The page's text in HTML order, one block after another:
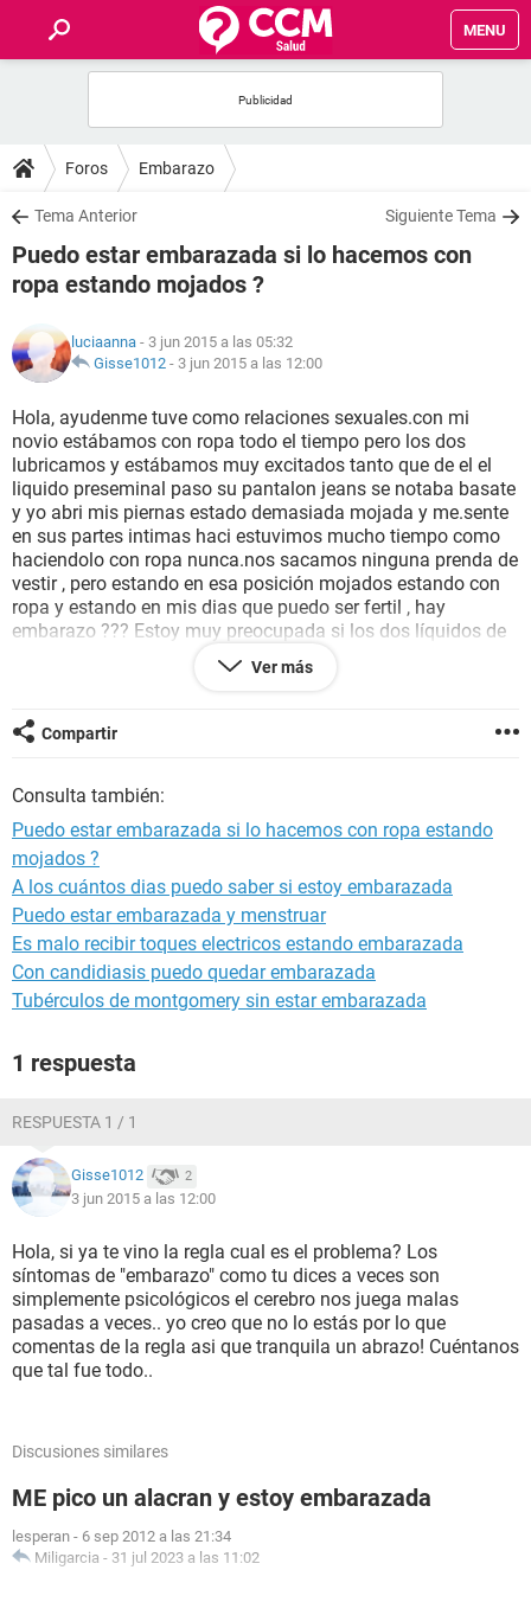
MENU
FOROS
SALUD
NUTRICIÓN
SEXUALIDAD
GLOSARIO
Foros Embarazo
Tema Anterior Siguiente Tema
Puedo estar embarazada si lo hacemos con
ropa estando mojados ?
luciaanna - 3 jun 2015 a las 05:32
Gisse1012 - 3 jun 2015 a las 12:00
Hola, ayudenme tuve como relaciones sexuales.con mi
novio estábamos con ropa todo el tiempo pero los dos
lubricamos y estábamos muy excitados tanto que de el el
liquido preseminal paso su pantalon jeans se notaba basate
y yo abri mis piernas estado demasiada mojada y me.sente
en sus partes intimas haci estuvimos mucho tiempo como
haciendolo con ropa nunca.nos sacamos ninguna prenda de
vestir , pero estando en esa posición mojados estando con
ropa y estando en mis dias que puedo ser fertil , hay
embarazo ??? Estoy muy preocupada si los dos líquidos de
el y de mi se juntan :/ estando con ropa . Y tengo muchos
sintomas no sé si los síntomas son porque me psicosee
mal .. Al siguiente mes me vino la regla.normal como
siempre ...expliquenme ?
Ver más
Compartir
Consulta también:
Puedo estar embarazada si lo hacemos con ropa estando
mojados ?
A los cuántos dias puedo saber si estoy embarazada
Puedo estar embarazada y menstruar
Es malo recibir toques electricos estando embarazada
Con candidiasis puedo quedar embarazada
Tubérculos de montgomery sin estar embarazada
1 respuesta
RESPUESTA 1 / 1
Gisse1012 2
3 jun 2015 a las 12:00
Hola, si ya te vino la regla cual es el problema? Los
síntomas de "embarazo" como tu dices a veces son
simplemente psicológicos el cerebro nos juega malas
pasadas a veces.. yo creo que no lo estás por lo que
comentas de la regla asi que tranquila un abrazo! Cuéntanos
que tal fue todo..
Discusiones similares
ME pico un alacran y estoy embarazada
lesperan - 6 sep 2012 a las 21:34
Miligarcia - 31 jul 2023 a las 11:02